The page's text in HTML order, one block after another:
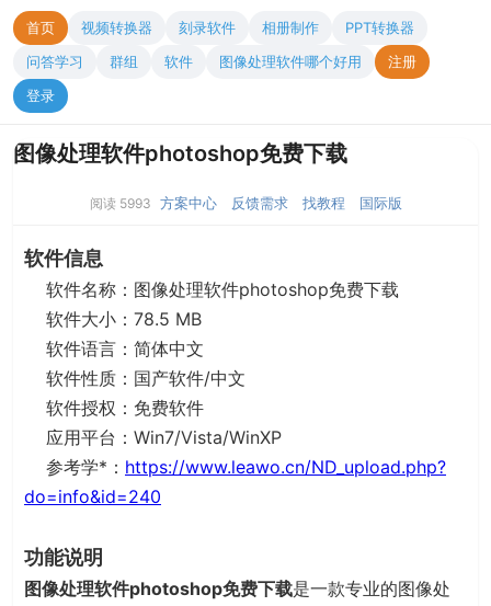
首页 视频转换器 刻录软件 相册制作
PPT转换器
问答学习
群组 软件 图像处理软件哪个好用
注册
登录
图像处理软件photoshop免费下载
阅读 5993 方案中心 反馈需求 找教程 国际版
软件信息
软件名称：图像处理软件photoshop免费下载
软件大小：78.5 MB
软件语言：简体中文
软件性质：国产软件/中文
软件授权：免费软件
应用平台：Win7/Vista/WinXP
参考学*： https://www.leawo.cn/ND_upload.php?
do=info&id=240
功能说明
图像处理软件photoshop免费下载是一款专业的图像处